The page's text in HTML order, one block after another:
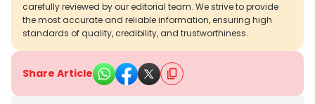
carefully reviewed by our editorial team. We strive to provide
the most accurate and reliable information, ensuring high
standards of quality, credibility, and trustworthiness.
Share Article